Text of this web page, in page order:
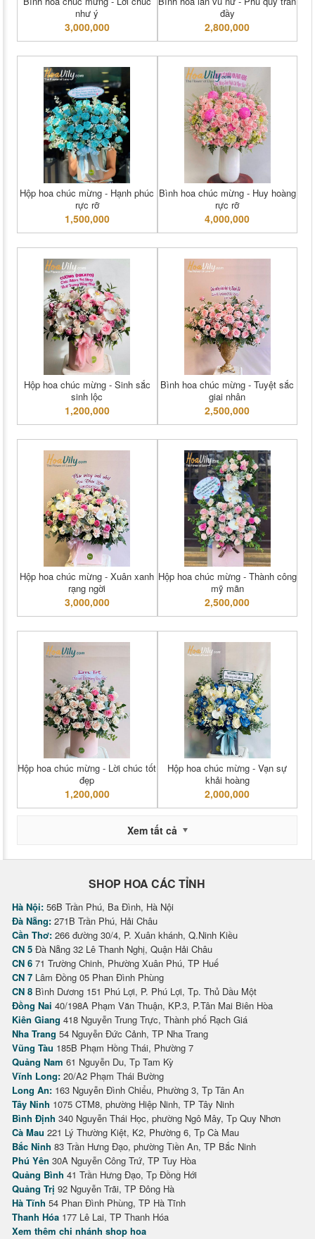
như ý
3,000,000
đầy
2,800,000
Hộp hoa chúc mừng - Hạnh phúc
rực rỡ
1,500,000
Bình hoa chúc mừng - Huy hoàng
rực rỡ
4,000,000
Hộp hoa chúc mừng - Sinh sắc
sinh lộc
1,200,000
Bình hoa chúc mừng - Tuyệt sắc
giai nhân
2,500,000
Hộp hoa chúc mừng - Xuân xanh
rạng ngời
3,000,000
Hộp hoa chúc mừng - Thành công
mỹ mãn
2,500,000
Hộp hoa chúc mừng - Lời chúc tốt
đẹp
1,200,000
Hộp hoa chúc mừng - Vạn sự
khải hoàng
2,000,000
Xem tất cả
SHOP HOA CÁC TỈNH
Hà Nội: 56B Trần Phú, Ba Đình, Hà Nội
Đà Nẵng: 271B Trần Phú, Hải Châu
Cần Thơ: 266 đường 30/4, P. Xuân khánh, Q.Ninh Kiều
CN 5 Đà Nẵng 32 Lê Thanh Nghị, Quận Hải Châu
CN 6 71 Trường Chinh, Phường Xuân Phú, TP Huế
CN 7 Lâm Đồng 05 Phan Đình Phùng
CN 8 Bình Dương 151 Phú Lợi, P. Phú Lợi, Tp. Thủ Dầu Một
Đồng Nai 40/198A Phạm Văn Thuận, KP.3, P.Tân Mai Biên Hòa
Kiên Giang 418 Nguyễn Trung Trực, Thành phố Rạch Giá
Nha Trang 54 Nguyễn Đức Cảnh, TP Nha Trang
Vũng Tàu 185B Phạm Hồng Thái, Phường 7
Quảng Nam 61 Nguyễn Du, Tp Tam Kỳ
Vĩnh Long: 20/A2 Phạm Thái Bường
Long An: 163 Nguyễn Đình Chiểu, Phường 3, Tp Tân An
Tây Ninh 1075 CTM8, phường Hiệp Ninh, TP Tây Ninh
Bình Định 340 Nguyễn Thái Học, phường Ngô Mây, Tp Quy Nhơn
Cà Mau 221 Lý Thường Kiệt, K2, Phường 6, Tp Cà Mau
Bắc Ninh 83 Trần Hưng Đạo, phường Tiền An, TP Bắc Ninh
Phú Yên 30A Nguyễn Công Trứ, TP Tuy Hòa
Quảng Bình 41 Trần Hưng Đạo, Tp Đồng Hới
Quảng Trị 92 Nguyễn Trãi, TP Đông Hà
Hà Tĩnh 54 Phan Đình Phùng, TP Hà Tĩnh
Thanh Hóa 177 Lê Lai, TP Thanh Hóa
Xem thêm chi nhánh shop hoa